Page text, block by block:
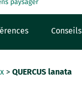
Conseils
>QUERCUS lanata